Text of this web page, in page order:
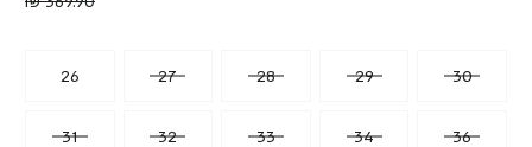
26 27 28 29 30
31 32 33 34 36